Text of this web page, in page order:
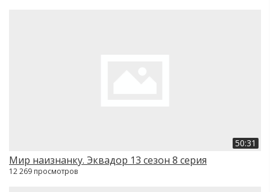
50:31
Мир наизнанку. Эквадор 13 сезон 8 серия
12 269 просмотров